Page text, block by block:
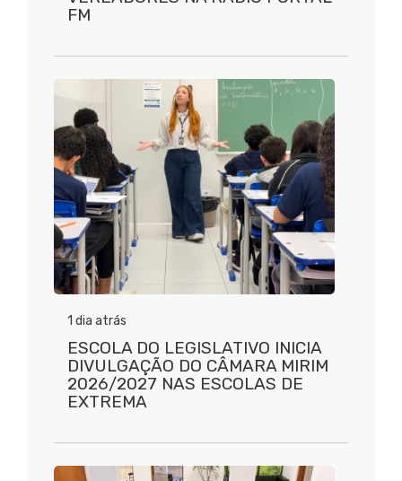
FM
1 dia atrás
ESCOLA DO LEGISLATIVO INICIA
DIVULGAÇÃO DO CÂMARA MIRIM
2026/2027 NAS ESCOLAS DE
EXTREMA